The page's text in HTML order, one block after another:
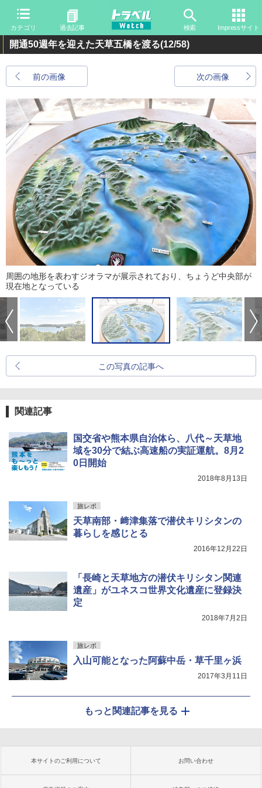
カテゴリ 過去記事 検索 Impressサイト
開通50週年を迎えた天草五橋を渡る(12/58)
前の画像 次の画像
周囲の地形を表わすジオラマが展示されており、ちょうど中央部が
現在地となっている
この写真の記事へ
関連記事
国交省や熊本県自治体ら、八代～天草地
域を30分で結ぶ高速船の実証運航。8月2
0日開始
2018年8月13日
旅レポ
天草南部・﨑津集落で潜伏キリシタンの
暮らしを感じとる
2016年12月22日
「長崎と天草地方の潜伏キリシタン関連
遺産」がユネスコ世界文化遺産に登録決
定
2018年7月2日
旅レポ
入山可能となった阿蘇中岳・草千里ヶ浜
2017年3月11日
もっと関連記事を見る
本サイトのご利用について お問い合わせ